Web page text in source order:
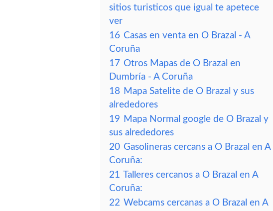
sitios turisticos que igual te apetece
ver
16 Casas en venta en O Brazal - A
Coruña
17 Otros Mapas de O Brazal en
Dumbría - A Coruña
18 Mapa Satelite de O Brazal y sus
alrededores
19 Mapa Normal google de O Brazal y
sus alrededores
20 Gasolineras cercans a O Brazal en A
Coruña:
21 Talleres cercanos a O Brazal en A
Coruña:
22 Webcams cercanas a O Brazal en A